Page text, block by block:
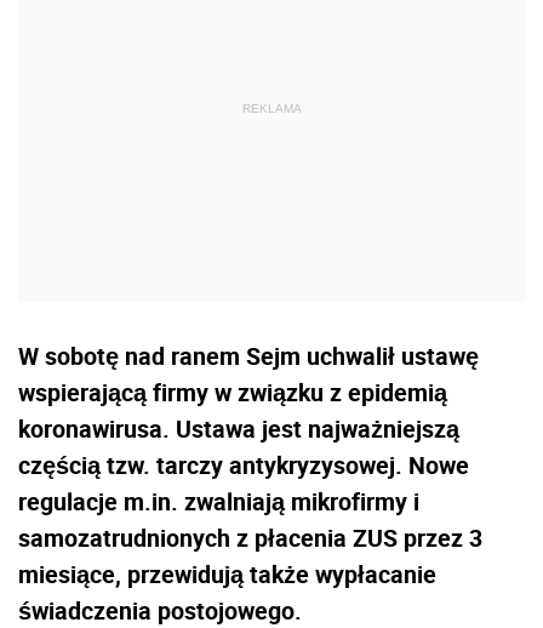
W sobotę nad ranem Sejm uchwalił ustawę
wspierającą firmy w związku z epidemią
koronawirusa. Ustawa jest najważniejszą
częścią tzw. tarczy antykryzysowej. Nowe
regulacje m.in. zwalniają mikrofirmy i
samozatrudnionych z płacenia ZUS przez 3
miesiące, przewidują także wypłacanie
świadczenia postojowego.